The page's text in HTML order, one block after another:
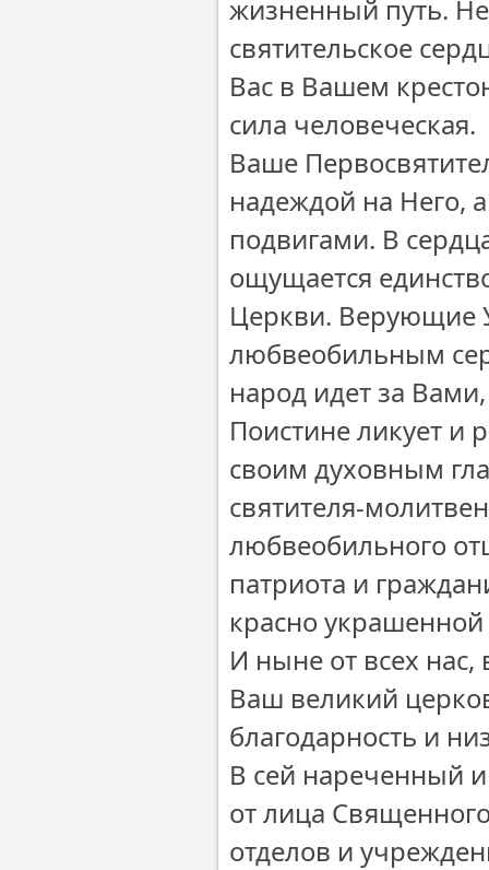
жизненный путь.
святительское
Вас в Вашем
сила человеческая.
Ваше
надеждой на Него,
подвигами. В
ощущается
Церкви. Верующие
любвеобильным
народ идет за
Поистине ликует и
своим духовным
святителя-
любвеобильного
патриота и
красно
И ныне от всех
Ваш великий
благодарность и
В сей нареченный
от лица
отделов и